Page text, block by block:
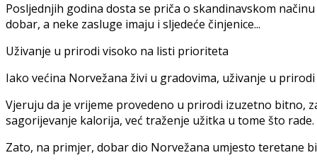
Posljednjih godina dosta se priča o skandinavskom
dobar, a neke zasluge imaju i sljedeće činjenice...
Uživanje u prirodi visoko na listi prioriteta
Iako većina Norvežana živi u gradovima, uživanje u
Vjeruju da je vrijeme provedeno u prirodi izuzetno bitno,
sagorijevanje kalorija, već traženje užitka u tome što rade.
Zato, na primjer, dobar dio Norvežana umjesto teretane